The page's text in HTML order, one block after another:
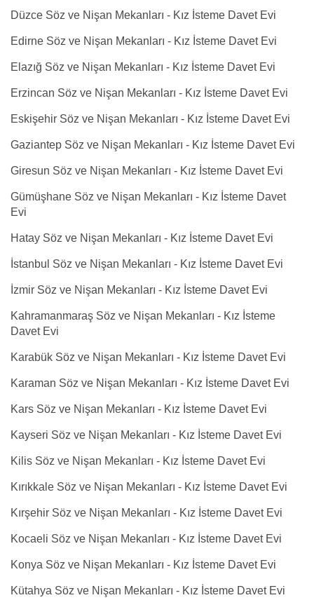
Düzce Söz ve Nişan Mekanları - Kız İsteme Davet Evi
Edirne Söz ve Nişan Mekanları - Kız İsteme Davet Evi
Elazığ Söz ve Nişan Mekanları - Kız İsteme Davet Evi
Erzincan Söz ve Nişan Mekanları - Kız İsteme Davet Evi
Eskişehir Söz ve Nişan Mekanları - Kız İsteme Davet Evi
Gaziantep Söz ve Nişan Mekanları - Kız İsteme Davet Evi
Giresun Söz ve Nişan Mekanları - Kız İsteme Davet Evi
Gümüşhane Söz ve Nişan Mekanları - Kız İsteme Davet
Evi
Hatay Söz ve Nişan Mekanları - Kız İsteme Davet Evi
İstanbul Söz ve Nişan Mekanları - Kız İsteme Davet Evi
İzmir Söz ve Nişan Mekanları - Kız İsteme Davet Evi
Kahramanmaraş Söz ve Nişan Mekanları - Kız İsteme
Davet Evi
Karabük Söz ve Nişan Mekanları - Kız İsteme Davet Evi
Karaman Söz ve Nişan Mekanları - Kız İsteme Davet Evi
Kars Söz ve Nişan Mekanları - Kız İsteme Davet Evi
Kayseri Söz ve Nişan Mekanları - Kız İsteme Davet Evi
Kilis Söz ve Nişan Mekanları - Kız İsteme Davet Evi
Kırıkkale Söz ve Nişan Mekanları - Kız İsteme Davet Evi
Kırşehir Söz ve Nişan Mekanları - Kız İsteme Davet Evi
Kocaeli Söz ve Nişan Mekanları - Kız İsteme Davet Evi
Konya Söz ve Nişan Mekanları - Kız İsteme Davet Evi
Kütahya Söz ve Nişan Mekanları - Kız İsteme Davet Evi